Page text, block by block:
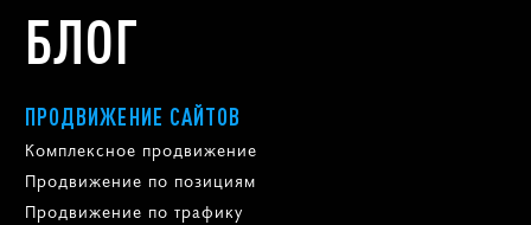
БЛОГ
ПРОДВИЖЕНИЕ САЙТОВ
Комплексное продвижение
Продвижение по позициям
Продвижение по трафику